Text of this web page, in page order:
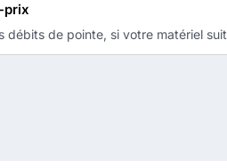
prix
débits de pointe, si votre matériel suit